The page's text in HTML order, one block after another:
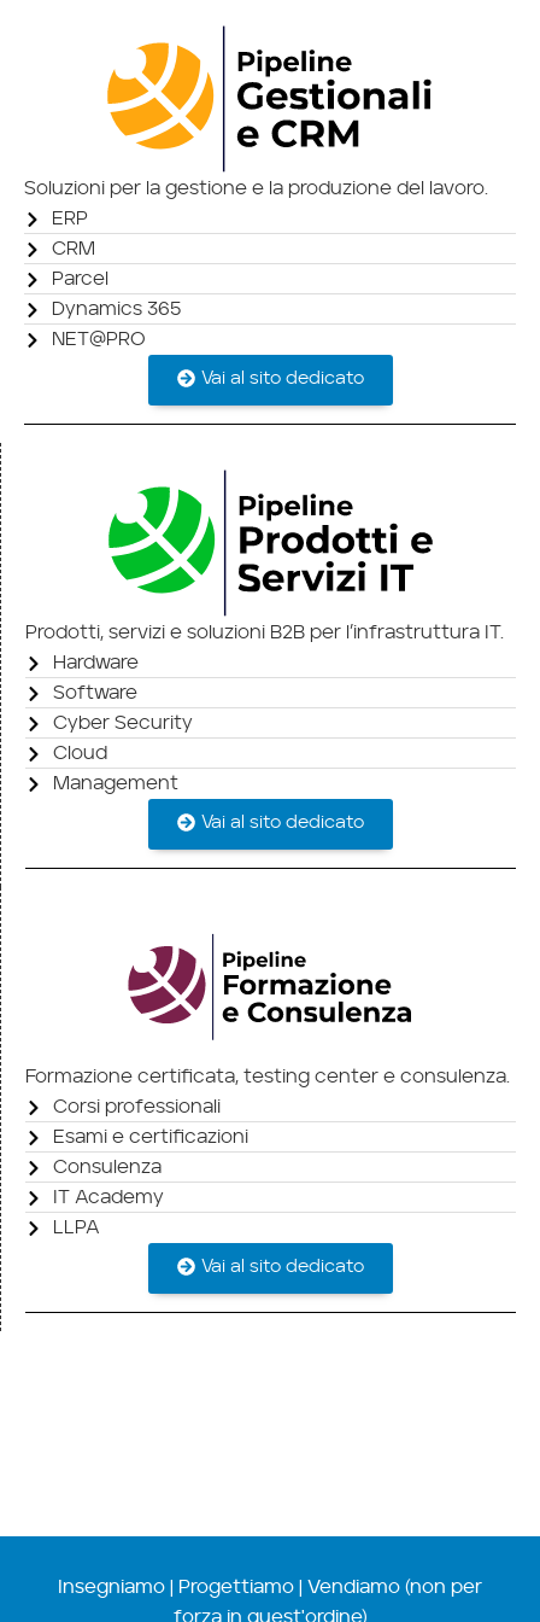
Soluzioni per la gestione e la produzione del lavoro.
ERP
CRM
Parcel
Dynamics 365
NET@PRO
Vai al sito dedicato
Prodotti, servizi e soluzioni B2B per l’infrastruttura IT.
Hardware
Software
Cyber Security
Cloud
Management
Vai al sito dedicato
Formazione certificata, testing center e consulenza.
Corsi professionali
Esami e certificazioni
Consulenza
IT Academy
LLPA
Vai al sito dedicato
Insegniamo | Progettiamo | Vendiamo (non per
forza in quest'ordine)